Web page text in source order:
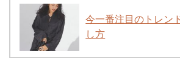
今一番注目のトレン
し方